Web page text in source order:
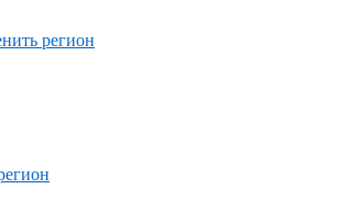
регион